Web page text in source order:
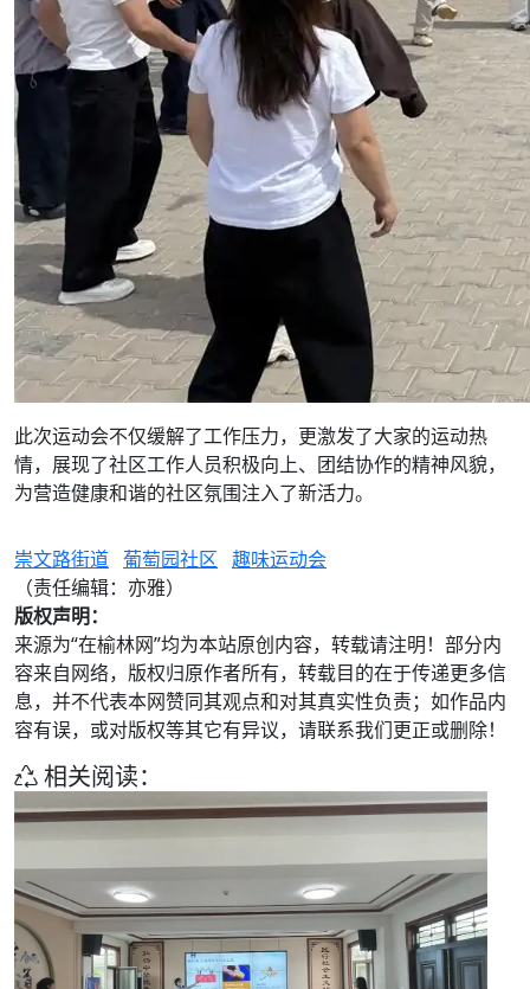
此次运动会不仅缓解了工作压力，更激发了大家的运动热
情，展现了社区工作人员积极向上、团结协作的精神风貌，
为营造健康和谐的社区氛围注入了新活力。
崇文路街道 葡萄园社区 趣味运动会
（责任编辑：亦雅）
版权声明：
来源为“在榆林网”均为本站原创内容，转载请注明！部分内
容来自网络，版权归原作者所有，转载目的在于传递更多信
息，并不代表本网赞同其观点和对其真实性负责；如作品内
容有误，或对版权等其它有异议，请联系我们更正或删除！
相关阅读：